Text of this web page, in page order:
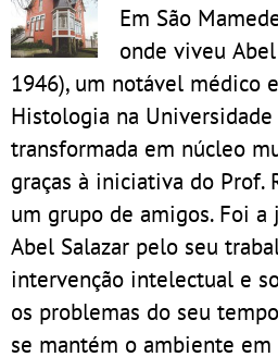
Em São
onde viveu
1946), um notável médico
Histologia na
transformada em núcleo
graças à iniciativa do Prof.
um grupo de amigos. Foi a
Abel Salazar pelo seu
intervenção intelectual e
os problemas do seu
se mantém o ambiente